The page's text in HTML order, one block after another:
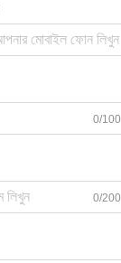
0/100
0/200